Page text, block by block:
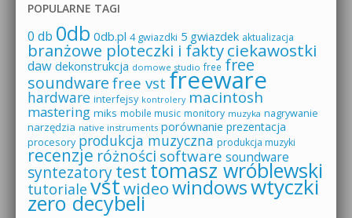
POPULARNE TAGI
0 db 0db 0db.pl 4 gwiazdki 5 gwiazdek aktualizacja
branżowe ploteczki i faktyciekawostki
daw dekonstrukcja domowe studio free free
soundware free vst freeware
hardware interfejsy kontrolery macintosh
mastering miks mobile music monitory muzyka nagrywanie
narzędzia native instruments porównanie prezentacja
procesory produkcja muzyczna produkcja muzyki
recenzje różności software soundware
syntezatorytesttomasz wróblewski
tutoriale vstwideowindowswtyczki
zero decybeli